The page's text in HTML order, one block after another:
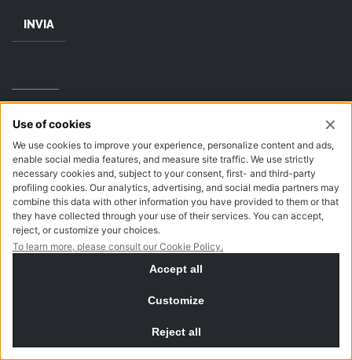
INVIA
ABBIGLIAMENTO
all'abbigliamento e allo stile di vita legati alle moto.
Abbiamo scelto vari brand che seguono la nostra filosofia di
prodotti legati alle moto, ma con uno stile unico nel mondo
custom. Oltre a Moto Guzzi e Harley Davidson, offriamo
anche marchi come DMD, Clover e Rusty Pistons, per coloro
che desiderano viaggiare in sicurezza senza rinunciare allo